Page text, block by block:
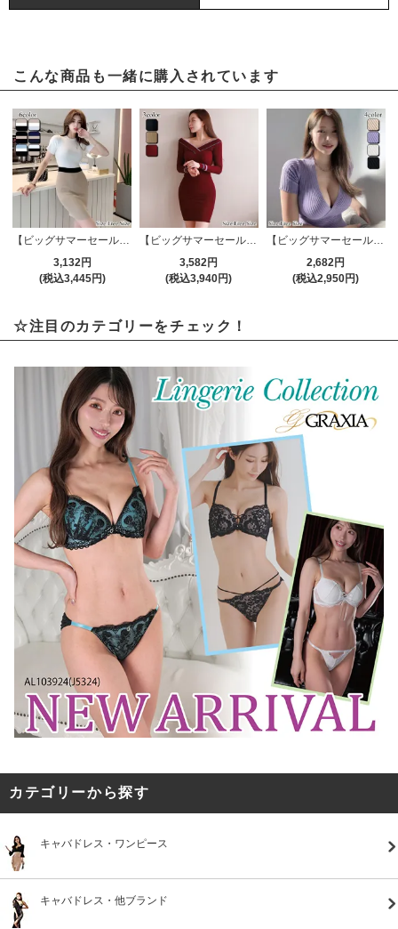
こんな商品も一緒に購入されています
【ビッグサマーセール対象品】シンプルデザインとカラーで1枚で主役になるニットワンピ(キャバドレス・CABARETDRESS)
3,132円
(税込3,445円)
【ビッグサマーセール対象品】ボディコンシャスなリブニットワンピース(キャバドレス・CABARETDRESS)
3,582円
(税込3,940円)
【ビッグサマーセール対象品】メリハリボディが際立つカシュクールリブニットトップス(TOPS)
2,682円
(税込2,950円)
☆注目のカテゴリーをチェック！
カテゴリーから探す
キャバドレス・ワンピース
キャバドレス・他ブランド